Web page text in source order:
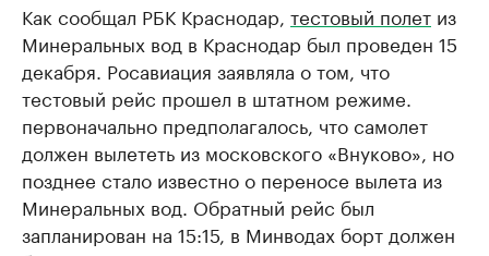
Как сообщал РБК Краснодар, тестовый полет из
Минеральных вод в Краснодар был проведен 15
декабря. Росавиация заявляла о том, что
тестовый рейс прошел в штатном режиме.
первоначально предполагалось, что самолет
должен вылететь из московского «Внуково», но
позднее стало известно о переносе вылета из
Минеральных вод. Обратный рейс был
запланирован на 15:15, в Минводах борт должен